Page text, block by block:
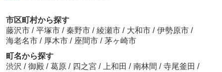
市区町村から探す
藤沢市 / 平塚市 / 秦野市 / 綾瀬市 / 大和市 / 伊勢原市 /
海老名市 / 厚木市 / 座間市 / 茅ヶ崎市
町名から探す
渋沢 / 御殿 / 葛原 / 四之宮 / 上和田 / 南林間 / 寺尾釜田 /